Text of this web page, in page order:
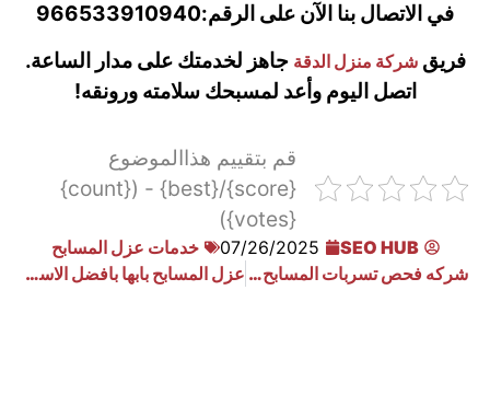
في الاتصال بنا الآن على الرقم:966533910940
فريقشركة منزل الدقة جاهز لخدمتك على مدار الساعة.
اتصل اليوم وأعد لمسبحك سلامته ورونقه!
قم بتقييم هذاالموضوع
{score}/{best} - ({count}
{votes})
SEO HUB
07/26/2025
خدمات عزل المسابح
شركه فحص تسربات المسابح بخميس مشيط 0533910940
عزل المسابح بابها بافضل الاسعار 0533910940